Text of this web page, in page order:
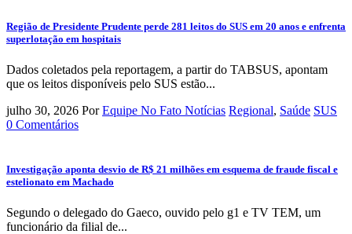
Região de Presidente Prudente perde 281 leitos do SUS em 20 anos e enfrenta
superlotação em hospitais
Dados coletados pela reportagem, a partir do TABSUS, apontam
que os leitos disponíveis pelo SUS estão...
julho 30, 2026 Por Equipe No Fato Notícias Regional, Saúde SUS
0 Comentários
Investigação aponta desvio de R$ 21 milhões em esquema de fraude fiscal e
estelionato em Machado
Segundo o delegado do Gaeco, ouvido pelo g1 e TV TEM, um
funcionário da filial de...